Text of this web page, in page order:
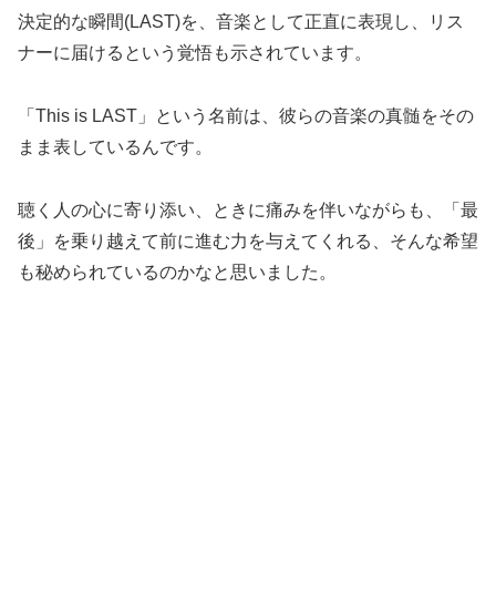
決定的な瞬間(LAST)を、音楽として正直に表現し、リス
ナーに届けるという覚悟も示されています。
「This is LAST」という名前は、彼らの音楽の真髄をその
まま表しているんです。
聴く人の心に寄り添い、ときに痛みを伴いながらも、「最
後」を乗り越えて前に進む力を与えてくれる、そんな希望
も秘められているのかなと思いました。